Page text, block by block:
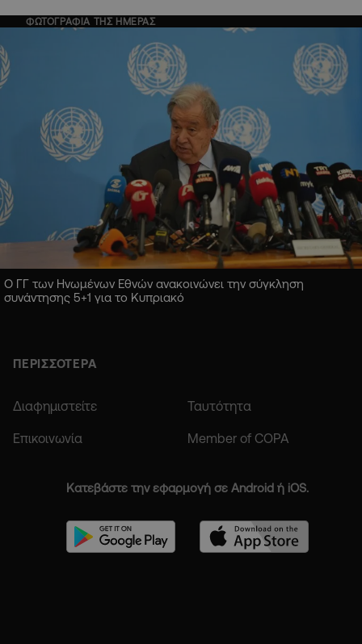
ΦΩΤΟΓΡΑΦΙΑ ΤΗΣ ΗΜΕΡΑΣ
Ο ΓΓ των Ηνωμένων Εθνών ανακοινώνει την σύγκληση
συνάντησης 5+1 για το Κυπριακό
ΠΕΡΙΣΣΟΤΕΡΑ
Διαφημιστείτε Ταυτότητα
Επικοινωνία Member of COPA
Κατεβάστε την εφαρμογή σε Android ή iOS.